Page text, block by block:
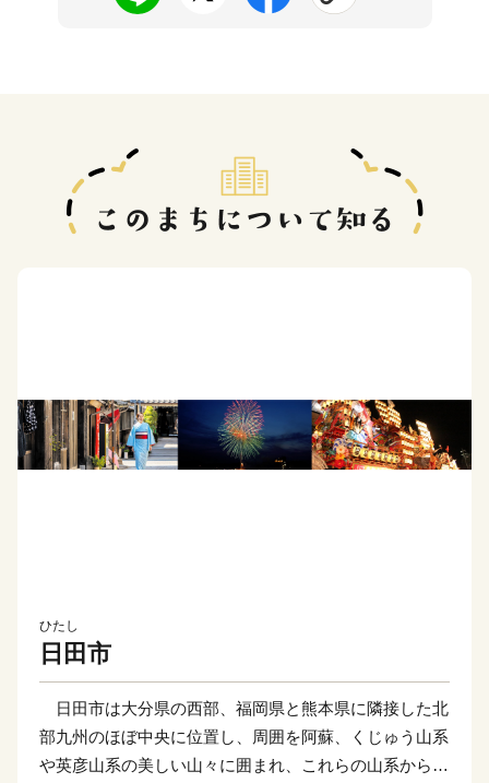
ひたし
日田市
日田市は大分県の西部、福岡県と熊本県に隣接した北
部九州のほぼ中央に位置し、周囲を阿蘇、くじゅう山系
や英彦山系の美しい山々に囲まれ、これらの山系から流